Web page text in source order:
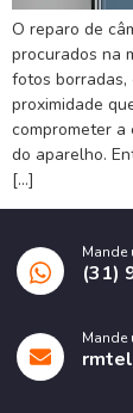
O reparo de
procurados na
fotos borradas,
proximidade
comprometer
do aparelho.
[…]
Mande
(31)
Mande